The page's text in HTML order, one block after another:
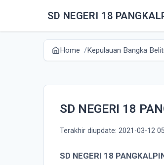
SD NEGERI 18
Home Kepulauan Bangka
SD NEGERI 18
Terakhir diupdate: 2021-03-12
SD NEGERI 18